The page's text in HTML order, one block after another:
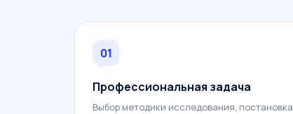
01
Профессиональная задача
Выбор методики исследования, постановка